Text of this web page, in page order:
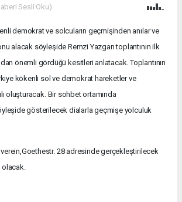
Sesli Oku)
demokrat ve solcuların geçmişinden anılar ve
alacak söyleşide Remzi Yazgan toplantının ilk
önemli gördüğü kesitleri anlatacak. Toplantının
kökenli sol ve demokrat hareketler ve
oluşturacak. Bir sohbet ortamında
gösterilecek dialarla geçmişe yolculuk
28 adresinde gerçekleştirilecek
olacak.